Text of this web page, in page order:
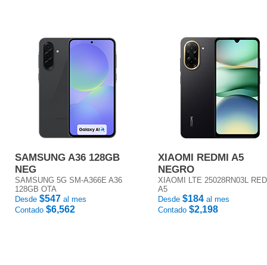
SAMSUNG A36 128GB
NEG
SAMSUNG 5G SM-A366E A36
128GB OTA
Desde $547 al mes
Contado $6,562
XIAOMI REDMI A5
NEGRO
XIAOMI LTE 25028RN03L
A5
Desde $184 al mes
Contado $2,198